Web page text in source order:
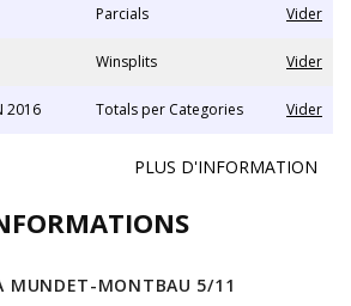
Parcials Vider
Winsplits Vider
2016 Totals per Categories Vider
PLUS D'INFORMATION
MUNDET-MONTBAU 5/11